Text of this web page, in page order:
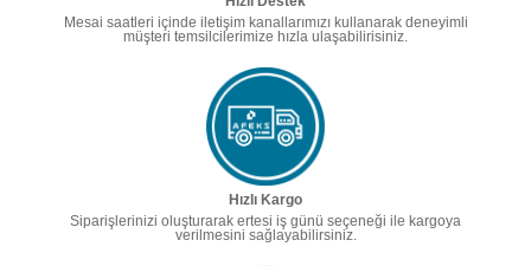
Mesai saatleri içinde iletişim kanallarımızı kullanarak deneyimli
müşteri temsilcilerimize hızla ulaşabilirisiniz.
Hızlı Kargo
Siparişlerinizi oluşturarak ertesi iş günü seçeneği ile kargoya
verilmesini sağlayabilirsiniz.